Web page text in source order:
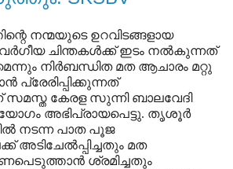
നന്മയുടെ ഉറവിടങ്ങളായ
ചിന്തകള്‍ക്ക് ഇടം നല്‍കുന്നത്
നിര്‍ബന്ധിത മത ആചാരം മറ്റു
കേരള സുന്നി ബാലവേദി
യോഗം അഭിപ്രായപെട്ടു. തൃശൂര്‍
നടന്ന പാത പൂജ
അടിചേല്‍പ്പിച്ചതും മത
ശ്രമിച്ചതും